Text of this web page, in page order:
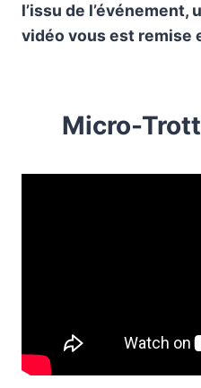
l’issu de l’événement,
vidéo vous est remise
Micro-